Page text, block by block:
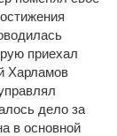
приехал
Харламов
дело за
в основной